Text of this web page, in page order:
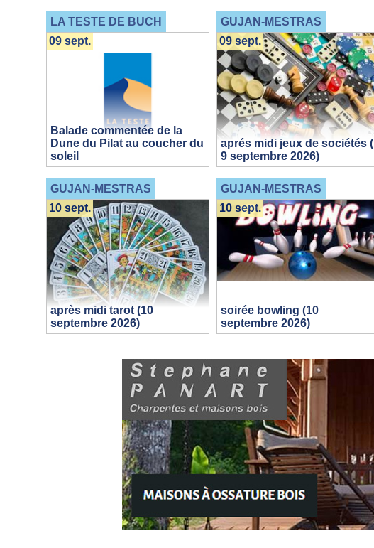
LA TESTE DE BUCH
Balade commentée de la
Dune du Pilat au coucher du
soleil
09 sept.
GUJAN-MESTRAS
aprés midi jeux de sociétés (
9 septembre 2026)
09 sept.
GUJAN-MESTRAS
après midi tarot (10
septembre 2026)
10 sept.
GUJAN-MESTRAS
soirée bowling (10
septembre 2026)
10 sept.